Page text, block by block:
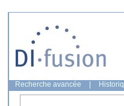
Recherche avancée